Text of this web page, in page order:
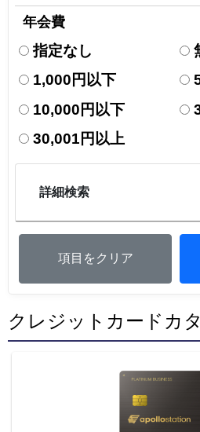
年会費
指定なし
1,000円以下
10,000円以下
30,001円以上
詳細検索
項目をクリア
クレジットカードカ